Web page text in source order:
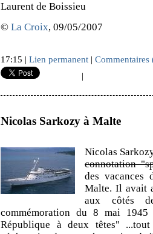
Laurent de Boissieu
© La Croix, 09/05/2007
17:15 | Lien permanent | Commentaires
|
Nicolas Sarkozy à Malte
Nicolas
connotation
des
Malte. Il avait
aux côtés
commémoration du 8 mai
République à deux têtes"